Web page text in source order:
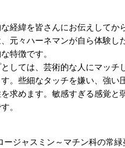
経緯を皆さんにお伝えしてか
元々ハーネマンが自ら体験
特徴です。
しては、芸術的な人にマッ
。些細なタッチを嫌い、強
求めます。敏感すぎる感覚
。
ージャスミン～マチン科の常緑